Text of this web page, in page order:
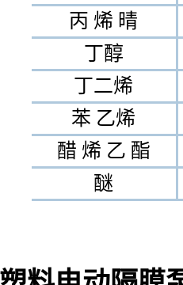
丙 烯 晴
丁醇
丁二烯
苯 乙烯
醋 烯 乙 酯
醚